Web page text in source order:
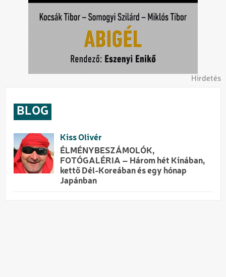
Hirdetés
BLOG
Kiss Olivér
ÉLMÉNYBESZÁMOLÓK,
FOTÓGALÉRIA – Három hét Kínában,
kettő Dél-Koreában és egy hónap
Japánban